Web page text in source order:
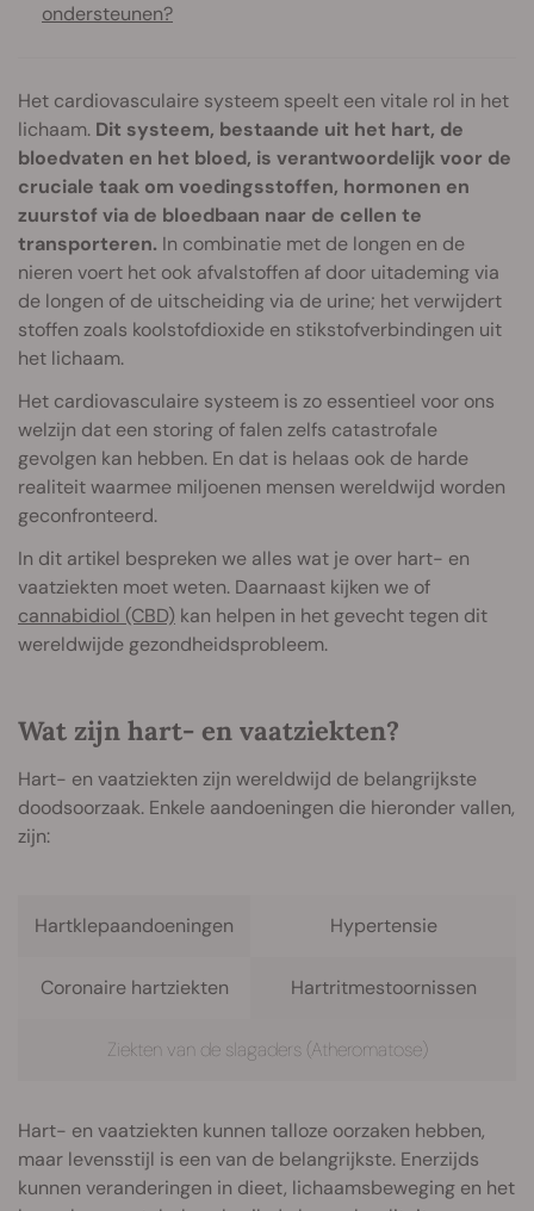
ondersteunen?
Het cardiovasculaire systeem speelt een vitale rol in het
lichaam. Dit systeem, bestaande uit het hart, de
bloedvaten en het bloed, is verantwoordelijk voor de
cruciale taak om voedingsstoffen, hormonen en
zuurstof via de bloedbaan naar de cellen te
transporteren. In combinatie met de longen en de
nieren voert het ook afvalstoffen af door uitademing via
de longen of de uitscheiding via de urine; het verwijdert
stoffen zoals koolstofdioxide en stikstofverbindingen uit
het lichaam.
Het cardiovasculaire systeem is zo essentieel voor ons
welzijn dat een storing of falen zelfs catastrofale
gevolgen kan hebben. En dat is helaas ook de harde
realiteit waarmee miljoenen mensen wereldwijd worden
geconfronteerd.
In dit artikel bespreken we alles wat je over hart- en
vaatziekten moet weten. Daarnaast kijken we of
cannabidiol (CBD) kan helpen in het gevecht tegen dit
wereldwijde gezondheidsprobleem.
Wat zijn hart- en vaatziekten?
Hart- en vaatziekten zijn wereldwijd de belangrijkste
doodsoorzaak. Enkele aandoeningen die hieronder vallen,
zijn:
Hartklepaandoeningen Hypertensie
Coronaire hartziekten Hartritmestoornissen
Ziekten van de slagaders (Atheromatose)
Hart- en vaatziekten kunnen talloze oorzaken hebben,
maar levensstijl is een van de belangrijkste. Enerzijds
kunnen veranderingen in dieet, lichaamsbeweging en het